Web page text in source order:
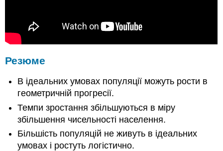
Резюме
В ідеальних умовах популяції можуть рости в
геометричній прогресії.
Темпи зростання збільшуються в міру
збільшення чисельності населення.
Більшість популяцій не живуть в ідеальних
умовах і ростуть логістично.